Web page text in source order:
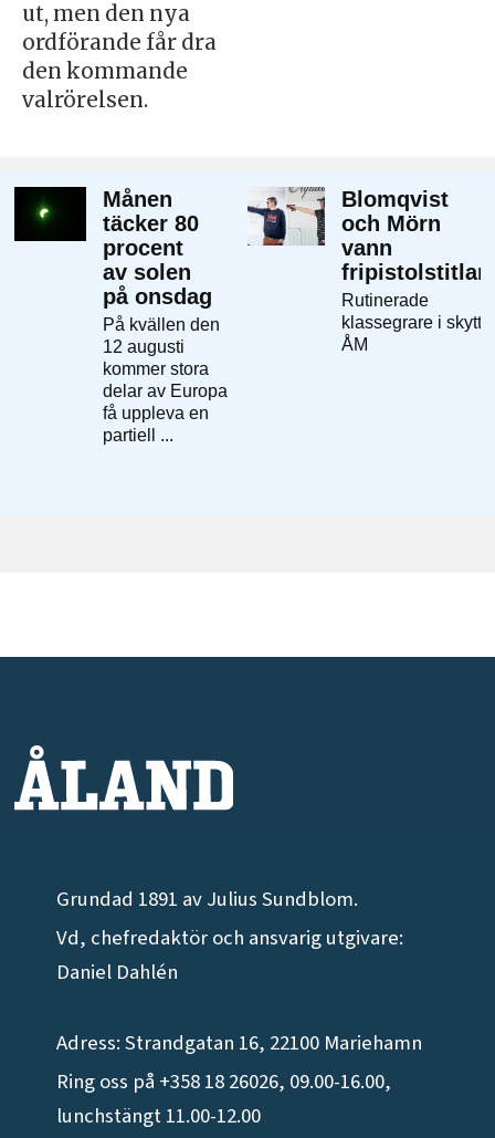
ut, men den nya
ordförande får dra
den kommande
valrörelsen.
Grundad 1891 av Julius Sundblom.
Vd, chefredaktör och ansvarig utgivare:
Daniel Dahlén
Adress: Strandgatan 16, 22100 Mariehamn
Ring oss på +358 18 26026, 09.00-16.00,
lunchstängt 11.00-12.00